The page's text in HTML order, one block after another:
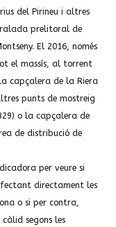
del Pirineu i altres
prelitoral de
El 2016, només
el massís, al torrent
capçalera de la Riera
punts de mostreig
o la capçalera de
de distribució de
per veure si
directament les
o si per contra,
segons les